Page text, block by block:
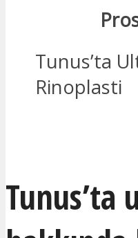
Tunus’ta
Rinoplasti